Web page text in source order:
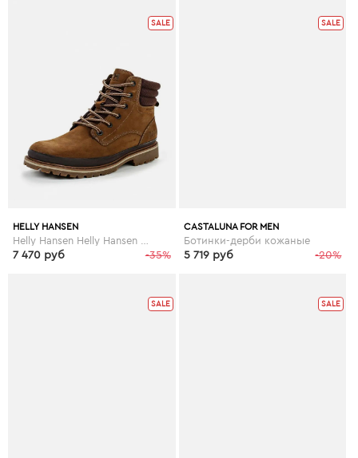
SALE
HELLY HANSEN
-35%
7 470 руб
SALE
CASTALUNA FOR MEN
Ботинки-дерби кожаные
-20%
5 719 руб
SALE SALE